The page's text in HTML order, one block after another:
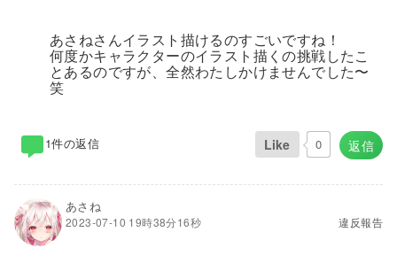
あさねさんイラスト描けるのすごいですね！
何度かキャラクターのイラスト描くの挑戦したこ
とあるのですが、全然わたしかけませんでした〜
笑
返信
Like 0
1件の返信
あさね
2023-07-10 19時38分16秒 違反報告